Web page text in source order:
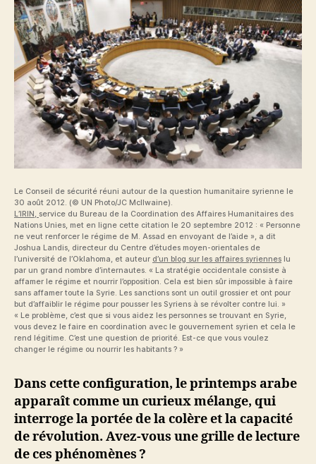
Le Conseil de sécurité réuni autour de la question humanitaire syrienne le
30 août 2012. (© UN Photo/JC McIlwaine).
L’IRIN, service du Bureau de la Coordination des Affaires Humanitaires des
Nations Unies, met en ligne cette citation le 20 septembre 2012 : « Personne
ne veut renforcer le régime de M. Assad en envoyant de l’aide », a dit
Joshua Landis, directeur du Centre d’études moyen-orientales de
l’université de l’Oklahoma, et auteur d’un blog sur les affaires syriennes lu
par un grand nombre d’internautes. « La stratégie occidentale consiste à
affamer le régime et nourrir l’opposition. Cela est bien sûr impossible à faire
sans affamer toute la Syrie. Les sanctions sont un outil grossier et ont pour
but d’affaiblir le régime pour pousser les Syriens à se révolter contre lui. »
« Le problème, c’est que si vous aidez les personnes se trouvant en Syrie,
vous devez le faire en coordination avec le gouvernement syrien et cela le
rend légitime. C’est une question de priorité. Est-ce que vous voulez
changer le régime ou nourrir les habitants ? »
Dans cette configuration, le printemps arabe
apparaît comme un curieux mélange, qui
interroge la portée de la colère et la capacité
de révolution. Avez-vous une grille de lecture
de ces phénomènes ?